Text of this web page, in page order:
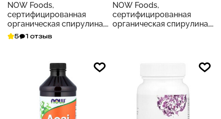
NOW Foods,
сертифицированная
органическая спирулина,
двойная сила действия,
1000 мг, 120 таблеток
5 1 отзыв
NOW Foods,
сертифицированная
органическая спирулина,